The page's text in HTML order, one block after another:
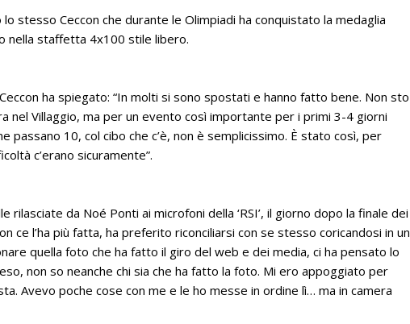
stesso Ceccon che durante le Olimpiadi ha conquistato la medaglia
nella staffetta 4x100 stile libero.
ha spiegato: “In molti si sono spostati e hanno fatto bene. Non sto
nel Villaggio, ma per un evento così importante per i primi 3-4 giorni
passano 10, col cibo che c’è, non è semplicissimo. È stato così, per
c’erano sicuramente”.
rilasciate da Noé Ponti ai microfoni della ‘RSI’, il giorno dopo la finale dei
ce l’ha più fatta, ha preferito riconciliarsi con se stesso coricandosi in un
quella foto che ha fatto il giro del web e dei media, ci ha pensato lo
non so neanche chi sia che ha fatto la foto. Mi ero appoggiato per
Avevo poche cose con me e le ho messe in ordine lì… ma in camera